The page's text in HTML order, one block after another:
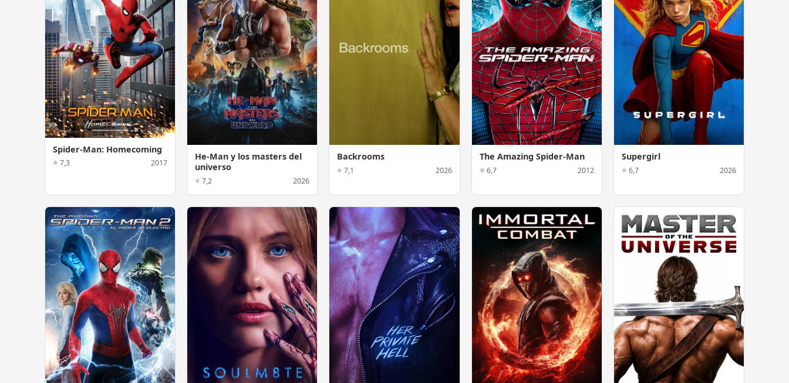
Spider-Man: Homecoming
⭐ 7,3 2017
He-Man y los masters del
universo
⭐ 7,2 2026
Backrooms
⭐ 7,1 2026
The Amazing Spider-Man
⭐ 6,7 2012
Supergirl
⭐ 6,7 2026